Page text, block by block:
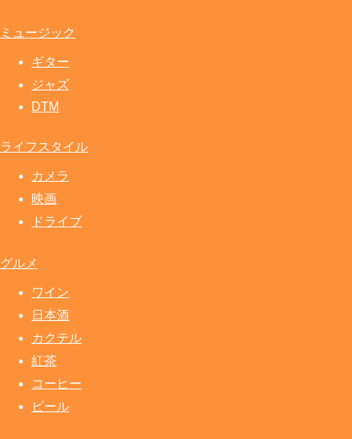
ミュージック
ギター
ジャズ
DTM
ライフスタイル
カメラ
映画
ドライブ
グルメ
ワイン
日本酒
カクテル
紅茶
コーヒー
ビール